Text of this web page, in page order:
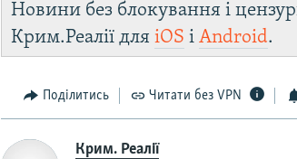
Новини без блокування і
Крим.Реалії дляiOS іAndroid.
Поділитись Читати без VPN
Крим. Реалії